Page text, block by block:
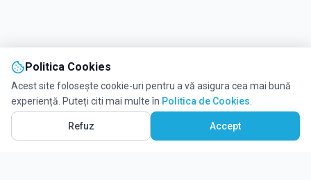
Politica Cookies
Acest site folosește cookie-uri pentru a vă asigura cea mai bună
experiență. Puteți citi mai multe în Politica de Cookies
Refuz Accept